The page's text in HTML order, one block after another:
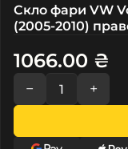
Скло фари VW
(2005-2010)
1066.00 ₴
− +